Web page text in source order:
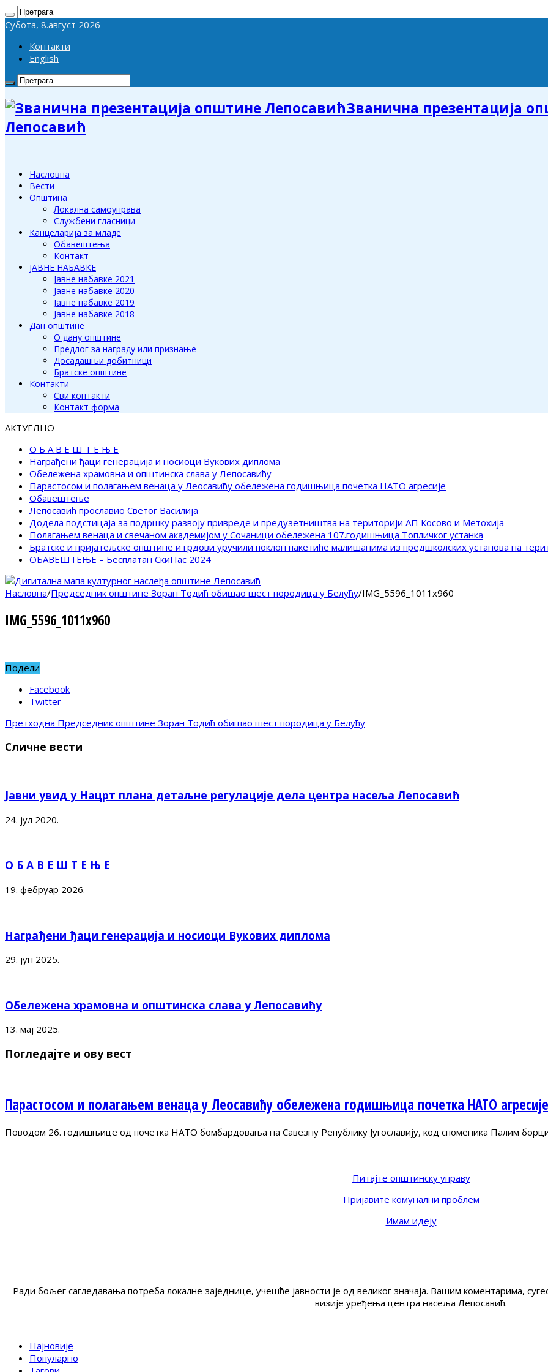
Субота, 8.август 2026
Контакти
English
Званична презентација
Лепосавић
Насловна
Вести
Општина
Локална самоуправа
Службени гласници
Канцеларија за младе
Обавештења
Контакт
ЈАВНЕ НАБАВКЕ
Јавне набавке 2021
Јавне набавке 2020
Јавне набавке 2019
Јавне набавке 2018
Дан општине
О дану општине
Предлог за награду или признање
Досадашњи добитници
Братске општине
Контакти
Сви контакти
Контакт форма
АКТУЕЛНО
О Б А В Е Ш Т Е Њ Е
Награђени ђаци генерација и носиоци Вукових диплома
Обележена храмовна и општинска слава у Лепосавићу
Парастосом и полагањем венаца у Леосавићу обележена годишњица почетка НАТО агресије
Обавештење
Лепосавић прославио Светог Василија
Додела подстицаја за подршку развоју привреде и предузетништва на територији АП Косово и Метохија
Полагањем венаца и свечаном академијом у Сочаници обележена 107.годишњица Топличког устанка
Братске и пријатељске општине и грдови уручили поклон пакетиће малишанима из предшколских установа на
ОБАВЕШТЕЊЕ – Бесплатан СкиПас 2024
Насловна/Председник општине Зоран Тодић обишао шест породица у Белућу/IMG_5596_1011x960
IMG_5596_1011x960
Подели
Facebook
Twitter
Претходна Председник општине Зоран Тодић обишао шест породица у Белућу
Сличне вести
Јавни увид у Нацрт плана детаљне регулације дела центра насеља Лепосавић
24. јул 2020.
О Б А В Е Ш Т Е Њ Е
19. фебруар 2026.
Награђени ђаци генерација и носиоци Вукових диплома
29. јун 2025.
Обележена храмовна и општинска слава у Лепосавићу
13. мај 2025.
Погледајте и ову вест
Парастосом и полагањем венаца у Леосавићу обележена годишњица почетка НАТО агресије
Поводом 26. годишњице од почетка НАТО бомбардовања на Савезну Републику Југославију, код споменика Палим
Питајте општинску управу
Пријавите комунални проблем
Имам идеју
Ради бољег сагледавања потреба локалне заједнице, учешће јавности је од великог значаја. Вашим коментарима,
визије уређења центра насеља Лепосавић.
Најновије
Популарно